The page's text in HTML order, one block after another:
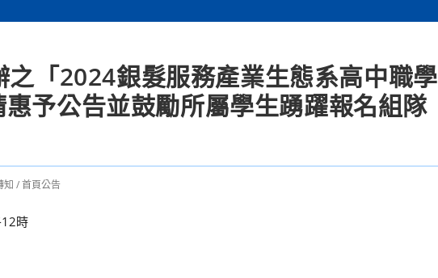
「2024銀髮服務產業生態系高中職學
予公告並鼓勵所屬學生踴躍報名組隊
知 /首頁公告
時